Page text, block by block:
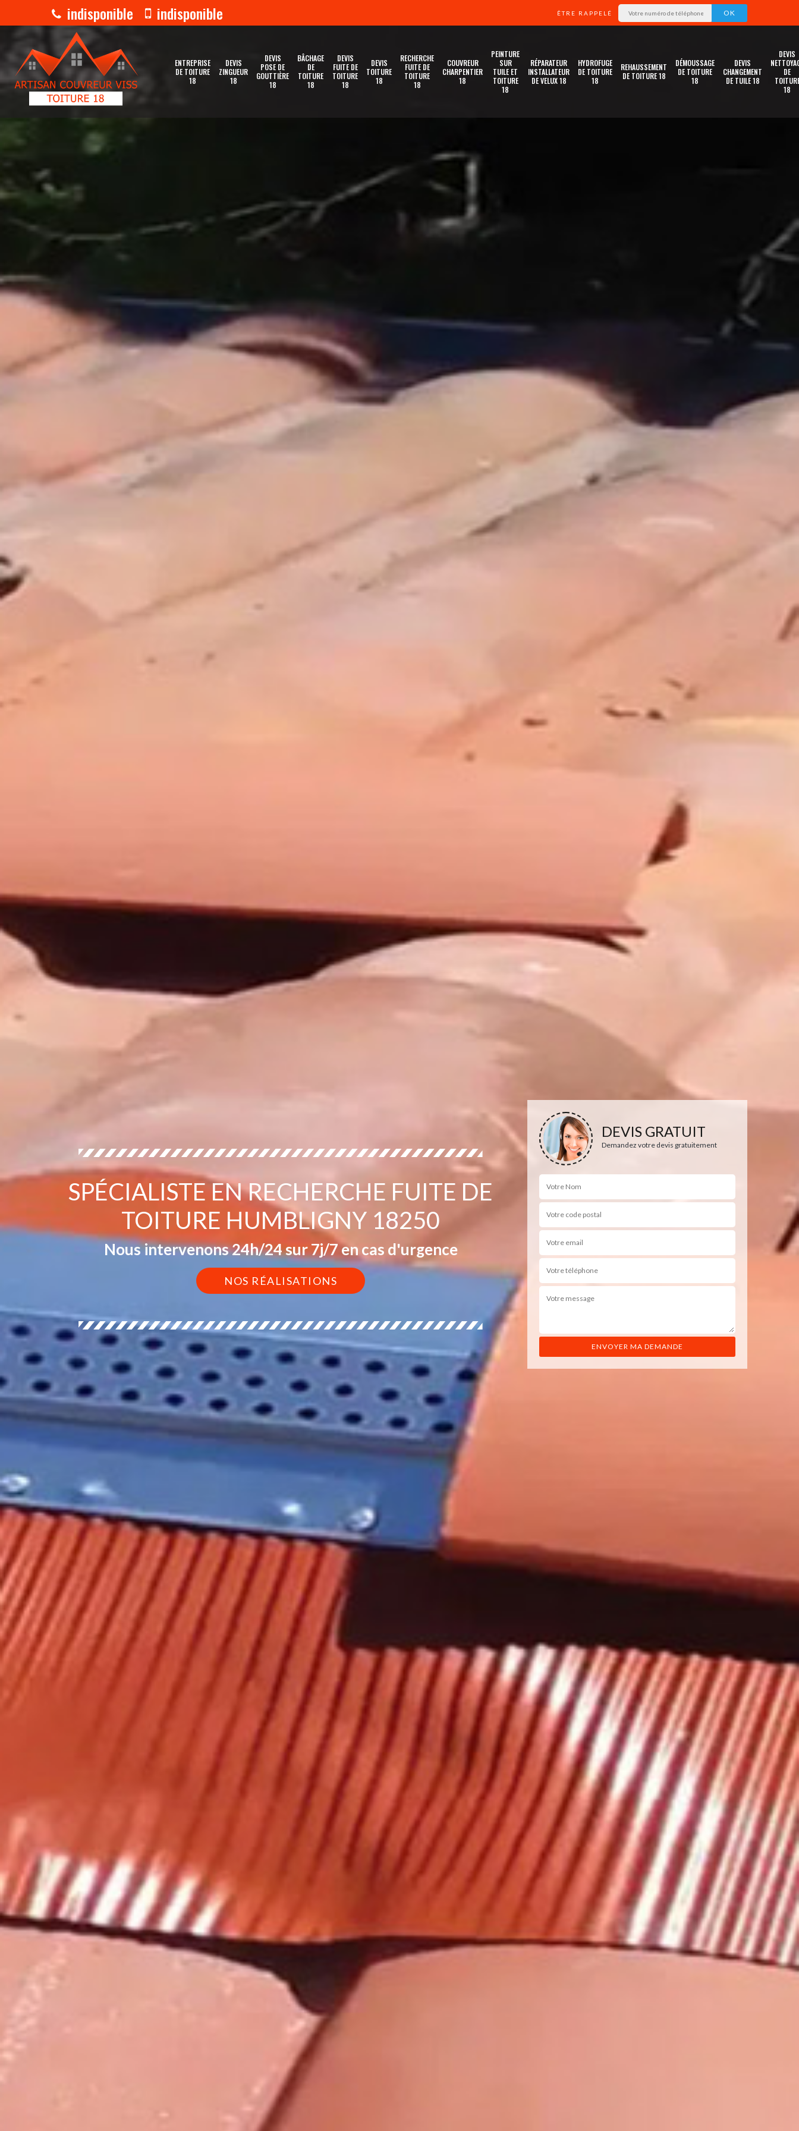
indisponible indisponible ÊTRE RAPPELÉ
ENTREPRISE
DE TOITURE
18
DEVIS
ZINGUEUR
18
DEVIS
POSE DE
GOUTTIÈRE
18
BÂCHAGE
DE
TOITURE
18
DEVIS
FUITE DE
TOITURE
18
DEVIS
TOITURE
18
RECHERCHE
FUITE DE
TOITURE
18
COUVREUR
CHARPENTIER
18
PEINTURE
SUR
TUILE ET
TOITURE
18
RÉPARATEUR
INSTALLATEUR
DE VELUX 18
HYDROFUGE
DE TOITURE
18
REHAUSSEMENT
DE TOITURE 18
DÉMOUSSAGE
DE TOITURE
18
DEVIS
CHANGEMENT
DE TUILE 18
DEVIS
DE
18
SPÉCIALISTE EN RECHERCHE FUITE DE
TOITURE HUMBLIGNY 18250
Nous intervenons 24h/24 sur 7j/7 en cas d'urgence
NOS RÉALISATIONS
DEVIS GRATUIT
Demandez votre devis gratuitement